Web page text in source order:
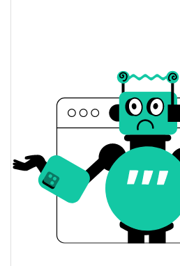
Abertura / Fecho de
Ontem
Volume de ontem
Histórico do preço do Doge
7 dias Baixa / 7 dias Alta